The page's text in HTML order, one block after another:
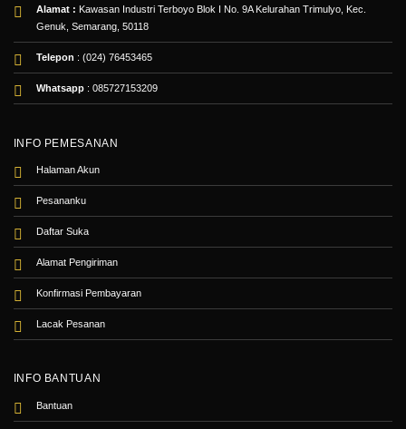
Alamat : Kawasan Industri Terboyo Blok I No. 9A Kelurahan Trimulyo, Kec.
Genuk, Semarang, 50118
Telepon : (024) 76453465
Whatsapp: 085727153209
INFO PEMESANAN
Halaman Akun
Pesananku
Daftar Suka
Alamat Pengiriman
Konfirmasi Pembayaran
Lacak Pesanan
INFO BANTUAN
Bantuan